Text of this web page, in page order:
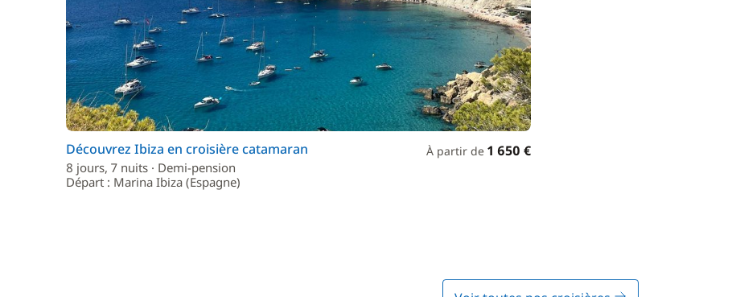
Découvrez Ibiza en croisière catamaran
8 jours, 7 nuits · Demi-pension
Départ : Marina Ibiza (Espagne)
À partir de 1 650 €